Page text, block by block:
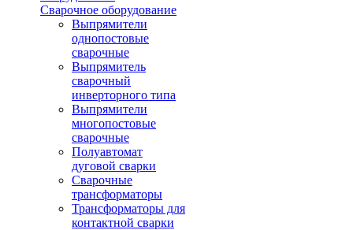
Сварочное оборудование
Выпрямители
однопостовые
сварочные
Выпрямитель
сварочный
инверторного типа
Выпрямители
многопостовые
сварочные
Полуавтомат
дуговой сварки
Сварочные
трансформаторы
Трансформаторы для
контактной сварки